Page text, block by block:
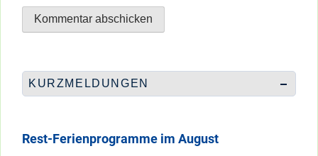
KURZMELDUNGEN
Rest-Ferienprogramme im August